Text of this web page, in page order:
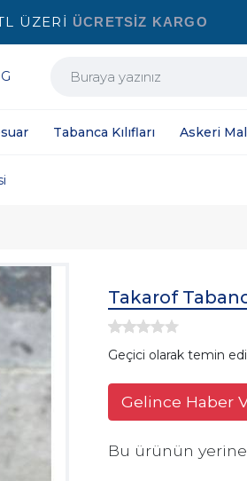
ÜZERİ ÜCRETSİZ KARGO
Tabanca Kılıfları Askeri
Takarof
Geçici olarak temin
Gelince Haber
Bu ürünün